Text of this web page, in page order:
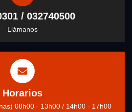
/ 032740500
Llámanos
Horarios
08h00 - 13h00 / 14h00 - 17h00